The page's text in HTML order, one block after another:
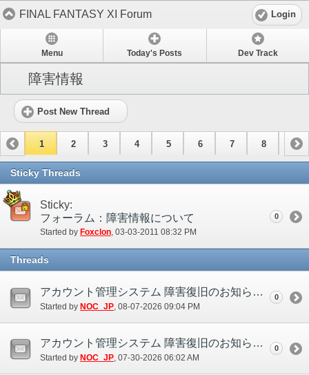
FINAL FANTASY XI Forum Login
Menu Today's Posts Dev Track
障害情報
Post New Thread
1 2 3 4 5 6 7 8 9
10 11
Sticky Threads
Sticky:
フォーラム：障害情報について
Started by Foxclon‎, 03-03-2011 08:32 PM
0
Threads
アカウント管理システム 障害復旧のお知らせ(8/7)
Started by NOC_JP ‎, 08-07-2026 09:04 PM
0
アカウント管理システム 障害復旧のお知らせ(7/30)
Started by NOC_JP‎, 07-30-2026 06:02 AM
0